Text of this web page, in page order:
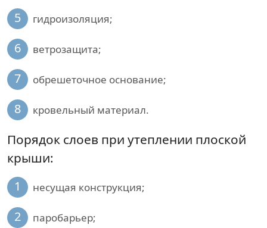
5 гидроизоляция;
6 ветрозащита;
7 обрешеточное основание;
8 кровельный материал.
Порядок слоев при утеплении плоской
крыши:
1 несущая конструкция;
2 паробарьер;